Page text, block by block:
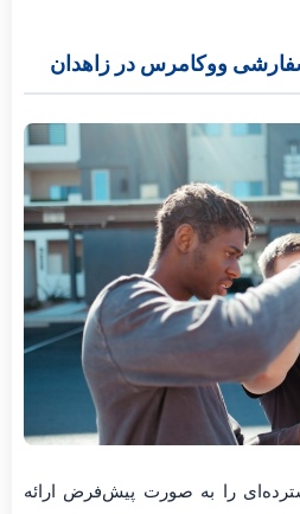
ووکامرس در زاهدان
را به صورت پیش‌فرض ارائه